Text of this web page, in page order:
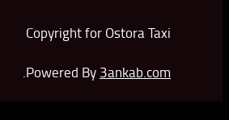
Copyright for Ostora Taxi
Powered By3ankab.com
.